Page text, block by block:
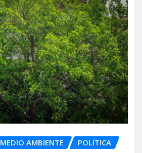
MEDIO AMBIENTE POLÍTICA